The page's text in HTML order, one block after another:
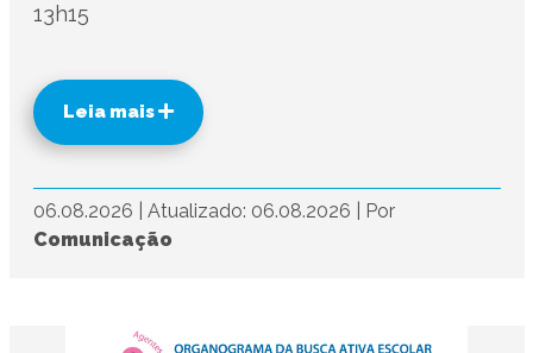
13h15
Leia mais
06.08.2026 Atualizado: 06.08.2026
Por
Comunicação